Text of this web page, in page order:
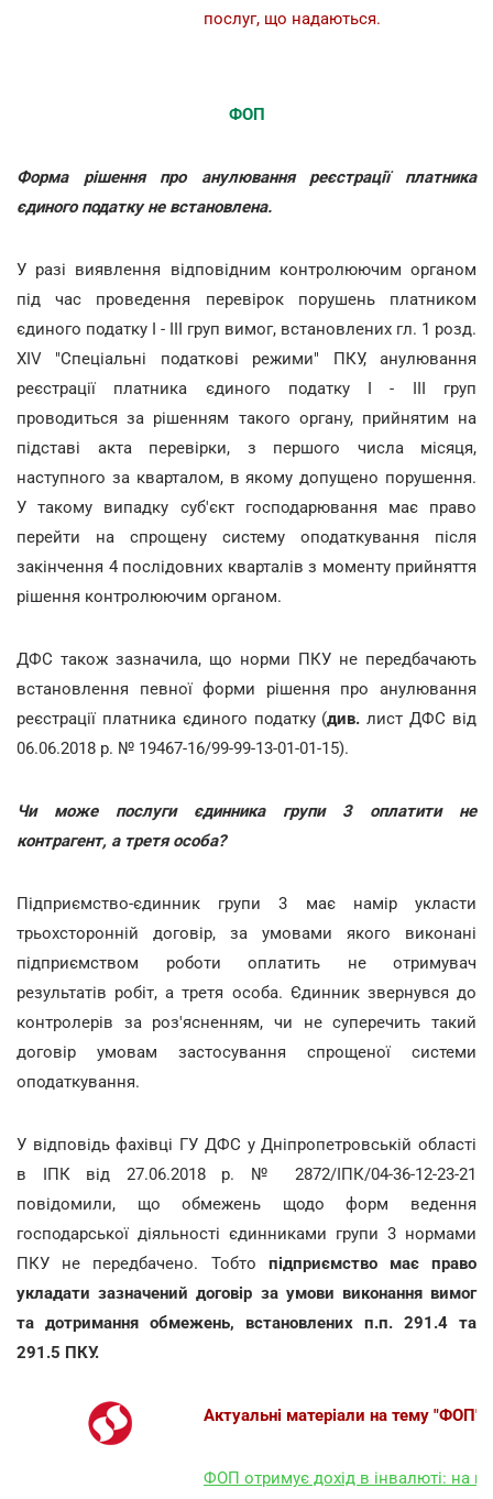
послуг, що надаються.
ФОП
Форма рішення про анулювання реєстрації платника
єдиного податку не встановлена.
У разі виявлення відповідним контролюючим органом
під час проведення перевірок порушень платником
єдиного податку І - ІІІ груп вимог, встановлених гл. 1 розд.
XIV "Спеціальні податкові режими" ПКУ, анулювання
реєстрації платника єдиного податку І - ІІІ груп
проводиться за рішенням такого органу, прийнятим на
підставі акта перевірки, з першого числа місяця,
наступного за кварталом, в якому допущено порушення.
У такому випадку суб'єкт господарювання має право
перейти на спрощену систему оподаткування після
закінчення 4 послідовних кварталів з моменту прийняття
рішення контролюючим органом.
ДФС також зазначила, що норми ПКУ не передбачають
встановлення певної форми рішення про анулювання
реєстрації платника єдиного податку (див. лист ДФС від
06.06.2018 р. № 19467-16/99-99-13-01-01-15).
Чи може послуги єдинника групи 3 оплатити не
контрагент, а третя особа?
Підприємство-єдинник групи 3 має намір укласти
трьохсторонній договір, за умовами якого виконані
підприємством роботи оплатить не отримувач
результатів робіт, а третя особа. Єдинник звернувся до
контролерів за роз'ясненням, чи не суперечить такий
договір умовам застосування спрощеної системи
оподаткування.
У відповідь фахівці ГУ ДФС у Дніпропетровській області
в ІПК від 27.06.2018 р. № 2872/ІПК/04-36-12-23-21
повідомили, що обмежень щодо форм ведення
господарської діяльності єдинниками групи 3 нормами
ПКУ не передбачено. Тобто підприємство має право
укладати зазначений договір за умови виконання вимог
та дотримання обмежень, встановлених п.п. 291.4 та
291.5 ПКУ.
Актуальні матеріали на тему "ФОП":
ФОП отримує дохід в інвалюті: на